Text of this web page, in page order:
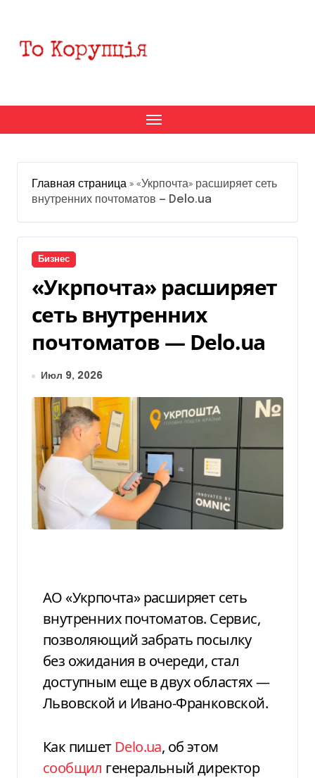
содержанию
Главная страница » «Укрпочта» расширяет сеть
внутренних почтоматов — Delo.ua
Бизнес
«Укрпочта» расширяет
сеть внутренних
почтоматов — Delo.ua
Июл 9, 2026
АО «Укрпочта» расширяет сеть
внутренних почтоматов. Сервис,
позволяющий забрать посылку
без ожидания в очереди, стал
доступным еще в двух областях —
Львовской и Ивано-Франковской.
Как пишет Delo.ua, об этом
сообщил генеральный директор